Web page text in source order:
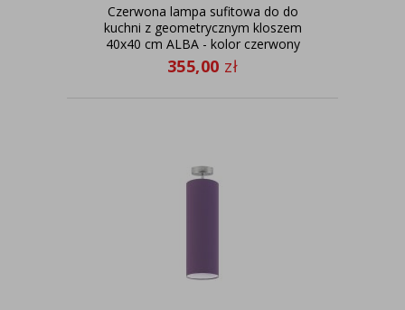
Czerwona lampa sufitowa do do
kuchni z geometrycznym kloszem
40x40 cm ALBA - kolor czerwony
355,00 zł